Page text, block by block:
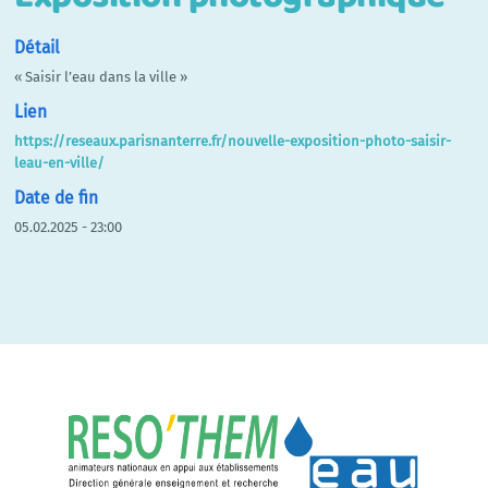
Détail
« Saisir l’eau dans la ville »
Lien
https://reseaux.parisnanterre.fr/nouvelle-exposition-photo-saisir-
leau-en-ville/
Date de fin
05.02.2025 - 23:00